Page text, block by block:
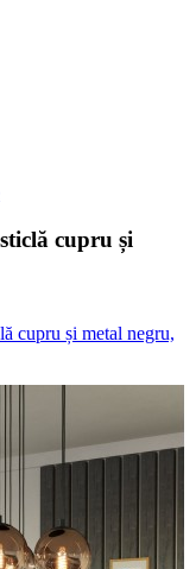
cupru și
cupru și metal negru,